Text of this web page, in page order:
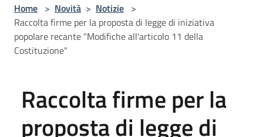
Home > Novità > Notizie >
Raccolta firme per la proposta di legge di iniziativa
popolare recante "Modifiche all'articolo 11 della
Costituzione"
Raccolta firme per la
proposta di legge di